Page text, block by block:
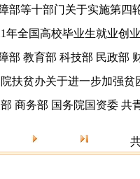
部等十部门关于实施第四
年全国高校毕业生就业创
部 教育部 科技部 民政部
扶贫办关于进一步加强
商务部 国务院国资委 共